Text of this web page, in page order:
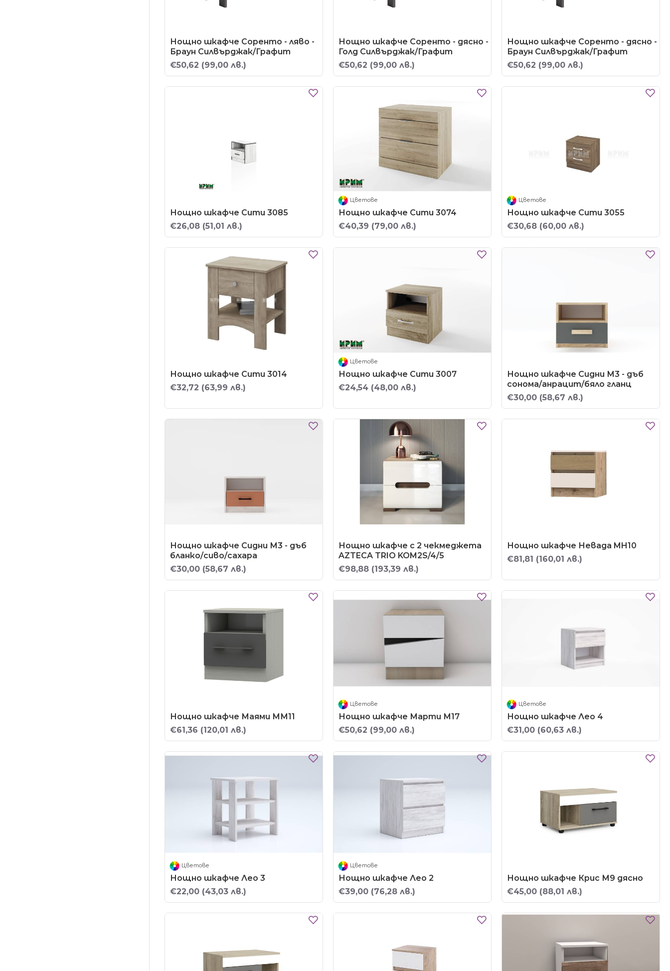
Нощно шкафче Соренто - ляво -
Браун Силвърджак/Графит
€50,62 (99,00 лв.)
Нощно шкафче Соренто - дясно -
Голд Силвърджак/Графит
€50,62 (99,00 лв.)
Нощно шкафче Соренто - дясно -
Браун Силвърджак/Графит
€50,62 (99,00 лв.)
Нощно шкафче Сити 3085
€26,08 (51,01 лв.)
Цветове
Нощно шкафче Сити 3074
€40,39 (79,00 лв.)
Цветове
Нощно шкафче Сити 3055
€30,68 (60,00 лв.)
Нощно шкафче Сити 3014
€32,72 (63,99 лв.)
Цветове
Нощно шкафче Сити 3007
€24,54 (48,00 лв.)
Нощно шкафче Сидни М3 - дъб
сонома/анрацит/бяло гланц
€30,00 (58,67 лв.)
Нощно шкафче Сидни М3 - дъб
бланко/сиво/сахара
€30,00 (58,67 лв.)
Нощно шкафче с 2 чекмеджета
AZTECA TRIO KOM2S/4/5
€98,88 (193,39 лв.)
Нощно шкафче Невада MH10
€81,81 (160,01 лв.)
Нощно шкафче Маями ММ11
€61,36 (120,01 лв.)
Цветове
Нощно шкафче Марти М17
€50,62 (99,00 лв.)
Цветове
Нощно шкафче Лео 4
€31,00 (60,63 лв.)
Цветове
Нощно шкафче Лео 3
€22,00 (43,03 лв.)
Цветове
Нощно шкафче Лео 2
€39,00 (76,28 лв.)
Нощно шкафче Крис М9 дясно
€45,00 (88,01 лв.)